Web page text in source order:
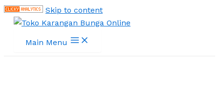
Skip to content
Main Menu